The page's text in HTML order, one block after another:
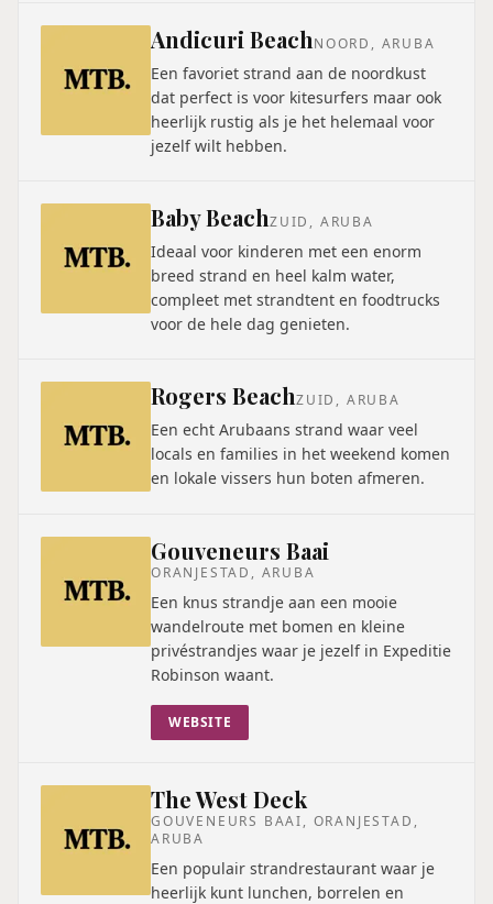
Andicuri BeachNOORD, ARUBA
Een favoriet strand aan de noordkust
dat perfect is voor kitesurfers maar ook
heerlijk rustig als je het helemaal voor
jezelf wilt hebben.
Baby BeachZUID, ARUBA
Ideaal voor kinderen met een enorm
breed strand en heel kalm water,
compleet met strandtent en foodtrucks
voor de hele dag genieten.
Rogers BeachZUID, ARUBA
Een echt Arubaans strand waar veel
locals en families in het weekend komen
en lokale vissers hun boten afmeren.
Gouveneurs Baai
ORANJESTAD, ARUBA
Een knus strandje aan een mooie
wandelroute met bomen en kleine
privéstrandjes waar je jezelf in Expeditie
Robinson waant.
WEBSITE
The West Deck
GOUVENEURS BAAI, ORANJESTAD,
ARUBA
Een populair strandrestaurant waar je
heerlijk kunt lunchen, borrelen en